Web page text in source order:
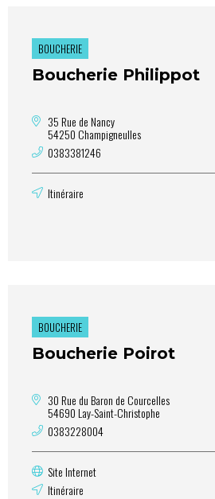
BOUCHERIE
Boucherie Philippot
35 Rue de Nancy
54250 Champigneulles
0383381246
Itinéraire
BOUCHERIE
Boucherie Poirot
30 Rue du Baron de Courcelles
54690 Lay-Saint-Christophe
0383228004
Site Internet
Itinéraire